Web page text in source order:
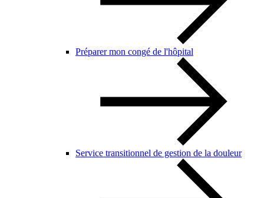
Préparer mon congé de l'hôpital
Service transitionnel de gestion de la douleur